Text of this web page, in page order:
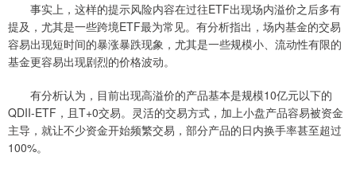
事实上，这样的提示风险内容在过往ETF出现场内溢价之后多有
提及，尤其是一些跨境ETF最为常见。有分析指出，场内基金的交易
容易出现短时间的暴涨暴跌现象，尤其是一些规模小、流动性有限的
基金更容易出现剧烈的价格波动。
有分析认为，目前出现高溢价的产品基本是规模10亿元以下的
QDII-ETF，且T+0交易。灵活的交易方式，加上小盘产品容易被资金
主导，就让不少资金开始频繁交易，部分产品的日内换手率甚至超过
100%。